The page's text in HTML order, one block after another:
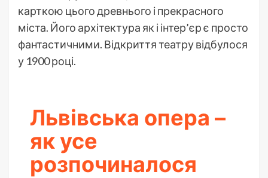
карткою цього древнього і прекрасного
міста. Його архітектура як і інтер’єр є просто
фантастичними. Відкриття театру відбулося
у 1900 році.
Львівська опера –
як усе
розпочиналося